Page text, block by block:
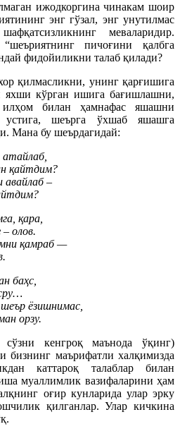
ижодкоргина чинакам шоир
энг гўзал, энг унутилмас
меваларидир.
пичоғини қалбга
фидойиликни талаб қилади?
қилмасликни, унинг қарғишига
яхши кўрган ишига бағишлашни,
билан ҳамнафас яшашни
шеърга ўхшаб яшашга
Мана бу шеърдагидай:
қайтдим?
авайлаб –
қара,
олов.
қамраб —
баҳс,
ёзишнимас,
орзу.
кенгроқ маънода ўқинг)
бизнинг маърифатли халқимизда
каттароқ талаблар билан
муаллимлик вазифаларини ҳам
оғир кунларида улар эрку
қилганлар. Улар кичкина